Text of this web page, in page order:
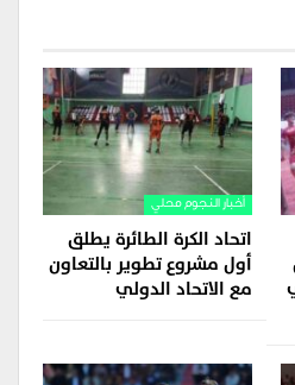
أخبار النجوم محلي
اتحاد الكرة الطائرة يطلق
أول مشروع تطوير بالتعاون
مع الاتحاد الدولي